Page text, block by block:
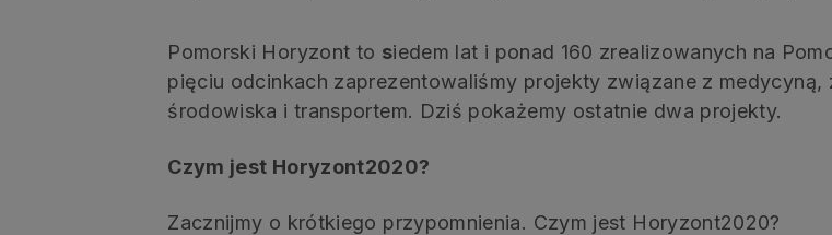
Pomorski Horyzont to siedem lat i ponad 160 zrealizowanych na
pięciu odcinkach zaprezentowaliśmy projekty związane z
środowiska i transportem. Dziś pokażemy ostatnie dwa projekty.
Czym jest Horyzont2020?
Zacznijmy o krótkiego przypomnienia. Czym jest Horyzont2020?